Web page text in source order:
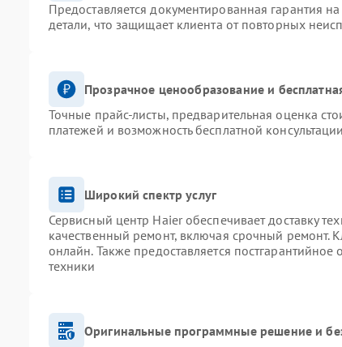
Предоставляется документированная гарантия
детали, что защищает клиента от повторных
Прозрачное ценообразование и
Точные прайс-листы, предварительная оценка
платежей и возможность бесплатной
Широкий спектр услуг
Сервисный центр Haier обеспечивает доставку
качественный ремонт, включая срочный ремонт.
онлайн. Также предоставляется
техники
Оригинальные программные решение и